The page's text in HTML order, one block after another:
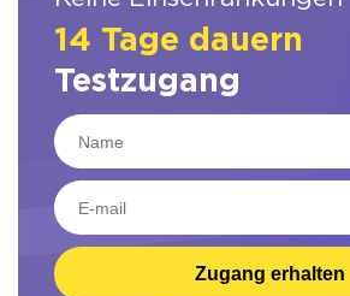
14 Tage dauern
Testzugang
Zugang erhalten